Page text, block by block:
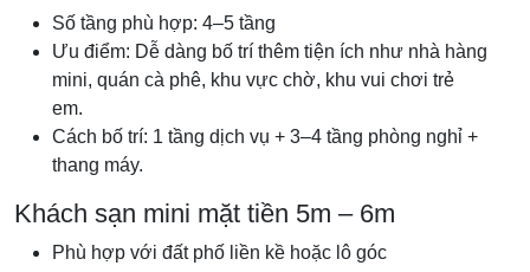
Số tầng phù hợp: 4–5 tầng
Ưu điểm: Dễ dàng bố trí thêm tiện ích như nhà hàng
mini, quán cà phê, khu vực chờ, khu vui chơi trẻ
em.
Cách bố trí: 1 tầng dịch vụ + 3–4 tầng phòng nghỉ +
thang máy.
Khách sạn mini mặt tiền 5m – 6m
Phù hợp với đất phố liền kề hoặc lô góc